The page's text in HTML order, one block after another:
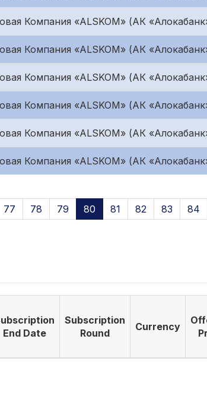
Компания «ALSKOM» (АК
Компания «ALSKOM» (АК
Компания «ALSKOM» (АК
Компания «ALSKOM» (АК
Компания «ALSKOM» (АК
Компания «ALSKOM» (АК
77 78 79 80 81 82 83 84
End Date
Subscription
Round
Currency